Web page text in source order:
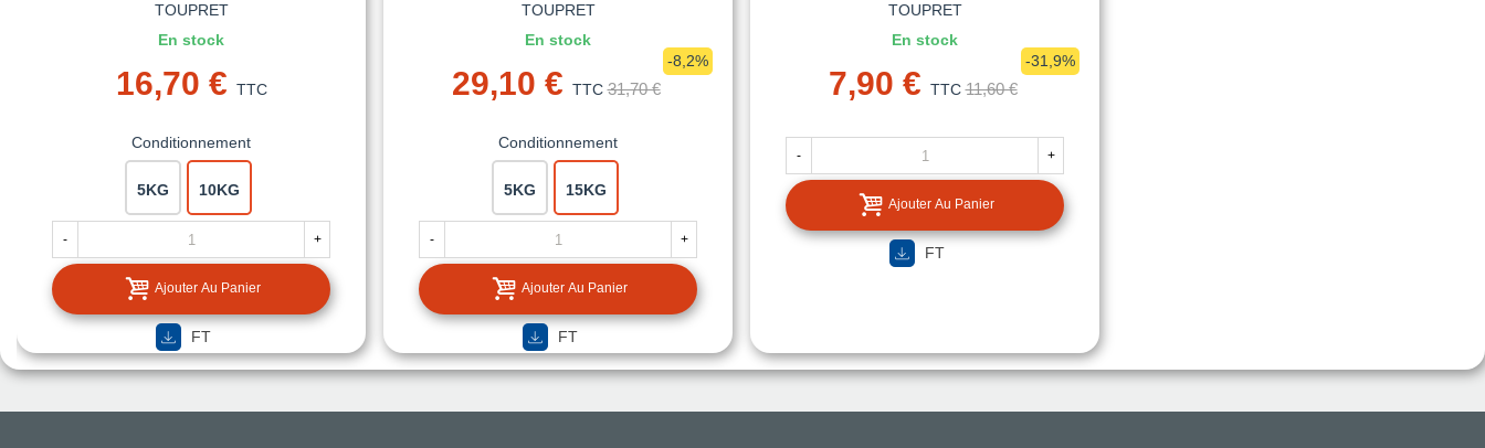
TOUPRET
En stock
16,70 € TTC
Conditionnement
5KG 10KG
- +
Ajouter Au Panier
FT
TOUPRET
En stock
29,10 € TTC 31,70 €
-8,2%
Conditionnement
5KG 15KG
- +
Ajouter Au Panier
FT
TOUPRET
En stock
7,90 € TTC 11,60 €
-31,9%
- +
Ajouter Au Panier
FT